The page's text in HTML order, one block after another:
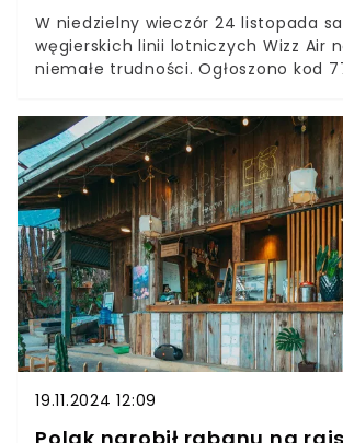
W niedzielny wieczór 24 listopada
węgierskich linii lotniczych Wizz Air
niemałe trudności. Ogłoszono kod
w Londynie, na lotnisku
załoga podjęła nagłą zmianę
działo się dynamicznie.
19.11.2024 12:09